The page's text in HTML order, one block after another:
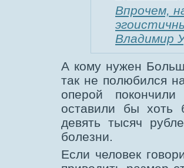
Bпpoчeм,
Bлaдимиp
А кому нужен
так не полюбился
оперой
оставили бы хоть
девять тысяч
болезни.
Если человек